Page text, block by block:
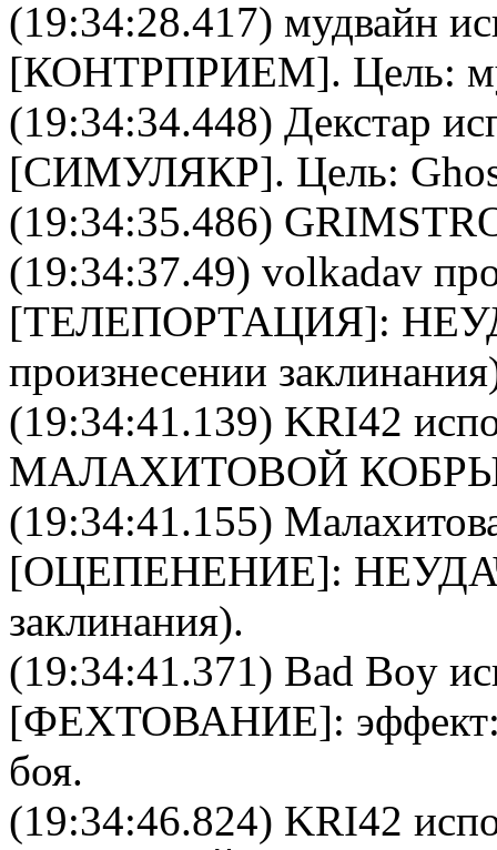
(19:34:28.417) мудвайн
[КОНТРПРИЕМ]. Цель:
(19:34:34.448) Декстар
[СИМУЛЯКР]. Цель:
(19:34:35.486)
(19:34:37.49) volkadav
[ТЕЛЕПОРТАЦИЯ]:
произнесении
(19:34:41.139) KRI42
МАЛАХИТОВОЙ
(19:34:41.155)
[ОЦЕПЕНЕНИЕ]:
заклинания).
(19:34:41.371) Bad Boy
[ФЕХТОВАНИЕ]:
боя.
(19:34:46.824) KRI42